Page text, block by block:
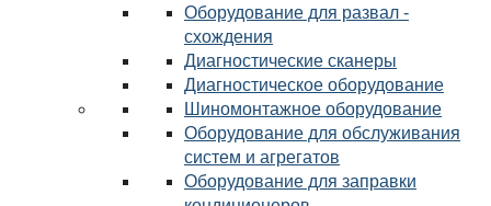
Оборудование для развал -
схождения
Диагностические сканеры
Диагностическое оборудование
Шиномонтажное оборудование
Оборудование для обслуживания
систем и агрегатов
Оборудование для заправки